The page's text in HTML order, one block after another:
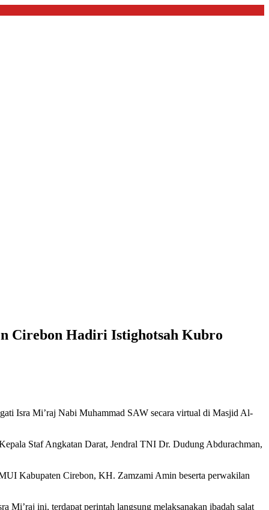
Cirebon Hadiri Istighotsah Kubro
Isra Mi’raj Nabi Muhammad SAW secara virtual di Masjid Al-
Staf Angkatan Darat, Jendral TNI Dr. Dudung Abdurachman,
Kabupaten Cirebon, KH. Zamzami Amin beserta perwakilan
Mi’raj ini, terdapat perintah langsung melaksanakan ibadah salat